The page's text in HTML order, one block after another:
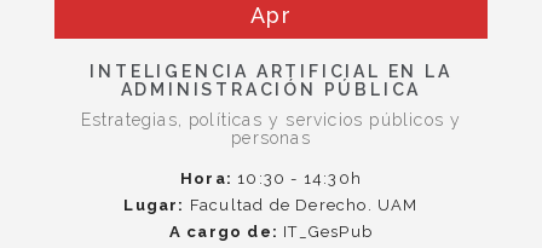
Apr
INTELIGENCIA ARTIFICIAL EN LA
ADMINISTRACIÓN PÚBLICA
Estrategias, políticas y servicios públicos y
personas
Hora: 10:30 - 14:30h
Lugar: Facultad de Derecho. UAM
A cargo de: IT_GesPub